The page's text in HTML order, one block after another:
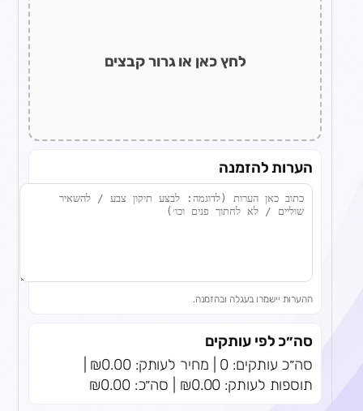
לחץ כאן או גרור קבצים
הערות להזמנה
ההערות יישמרו בעגלה ובהזמנה.
סה״כ לפי עותקים
סה״כ עותקים: 0 | מחיר לעותק: ₪0.00 |
תוספות לעותק: ₪0.00 | סה״כ: ₪0.00